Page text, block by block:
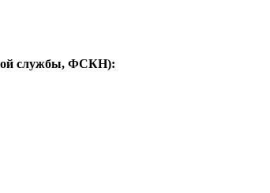
службы, ФСКН):